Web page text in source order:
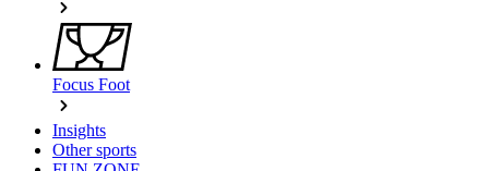
Focus Foot
Insights
Other sports